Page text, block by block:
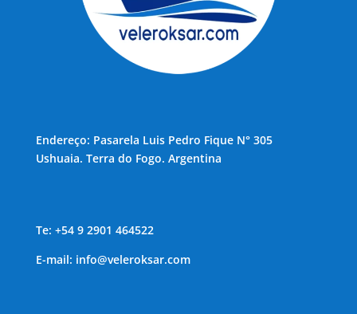
Endereço: Pasarela Luis Pedro Fique N° 305
Ushuaia. Terra do Fogo. Argentina
Te: +54 9 2901 464522
E-mail: info@veleroksar.com